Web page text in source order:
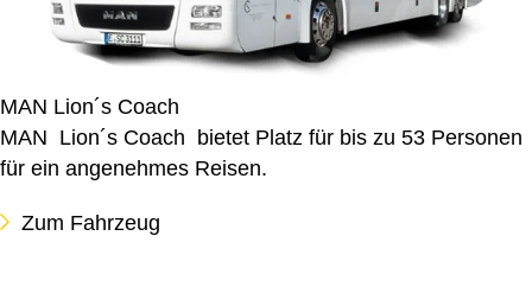
MAN Lion´s Coach
MAN Lion´s Coach bietet Platz für bis zu 53 Personen
für ein angenehmes Reisen.
Zum Fahrzeug